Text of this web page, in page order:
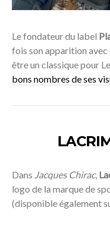
Le fondateur du label
fois son apparition avec
être un classique pour
bons nombres de ses
Dans Jacques Chirac,
logo de la marque de
(disponible également